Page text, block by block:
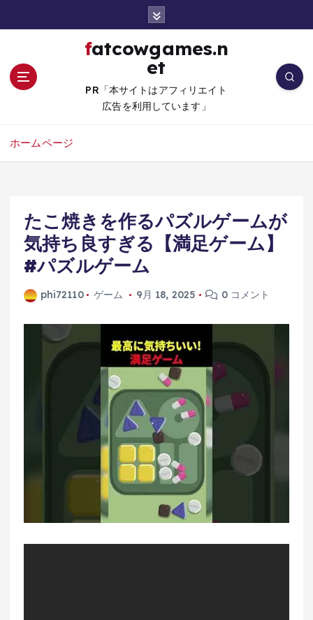
fatcowgames.n
et
PR「本サイトはアフィリエイト
広告を利用しています」
ホームページ
たこ焼きを作るパズルゲームが
気持ち良すぎる【満足ゲーム】
#パズルゲーム
phi72110 ゲーム 9月 18, 2025 0 コメント